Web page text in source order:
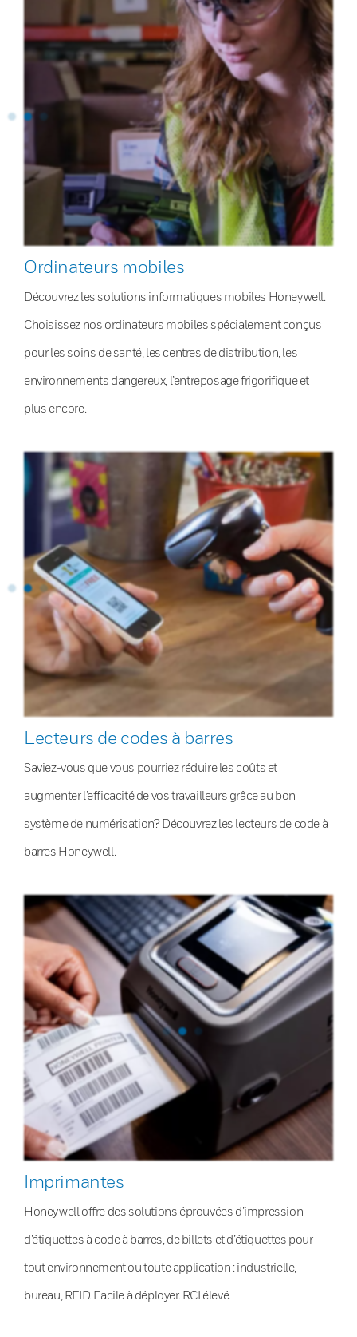
Ordinateurs mobiles
Découvrez les solutions informatiques mobiles Honeywell.
Choisissez nos ordinateurs mobiles spécialement conçus
pour les soins de santé, les centres de distribution, les
environnements dangereux, l’entreposage frigorifique et
plus encore.
Lecteurs de codes à barres
Saviez-vous que vous pourriez réduire les coûts et
augmenter l’efficacité de vos travailleurs grâce au bon
système de numérisation? Découvrez les lecteurs de code à
barres Honeywell.
Imprimantes
Honeywell offre des solutions éprouvées d’impression
d’étiquettes à code à barres, de billets et d’étiquettes pour
tout environnement ou toute application : industrielle,
bureau, RFID. Facile à déployer. RCI élevé.